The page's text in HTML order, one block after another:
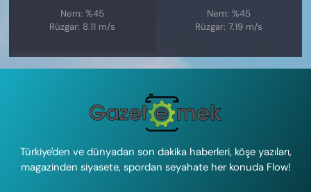
Nem: %45
Rüzgar: 8.11 m/s
Nem: %45
Rüzgar: 7.19 m/s
Türkiye'den ve dünyadan son dakika haberleri, köşe yazıları,
magazinden siyasete, spordan seyahate her konuda Flow!